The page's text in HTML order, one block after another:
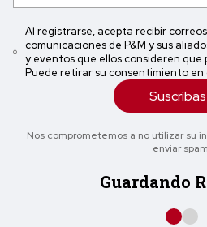
Al registrarse, acepta recibir
comunicaciones de P&M y sus
y eventos que ellos consideren que
Puede retirar su consentimiento
Nos comprometemos a no utilizar su
enviar
Guardando